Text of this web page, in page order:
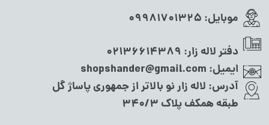
موبایل: 09981701325
دفتر لاله زار: 02136614389
ایمیل: shopshander@gmail.com
آدرس: لاله زار نو بالاتر از جمهوری پاساژ گل
طبقه همکف پلاک ۳۴۰/۳